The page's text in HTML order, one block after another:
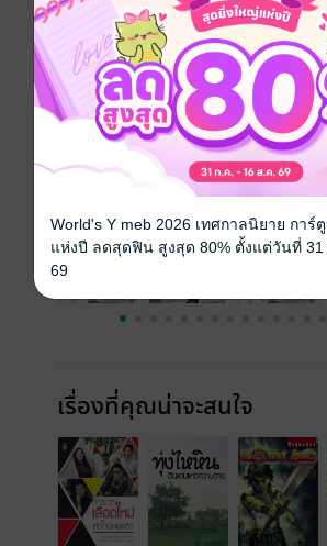
วันที่วางขาย 07
ความยาว
ราคาปก
ฉบับย้อนหลัง
เรื่องที่คุณน่าจะสนใจ
World's Y meb 2026 เทศกาลนิยาย การ์
แห่งปี ลดสุดฟิน สูงสุด 80% ตั้งแต่วันที่ 31
69